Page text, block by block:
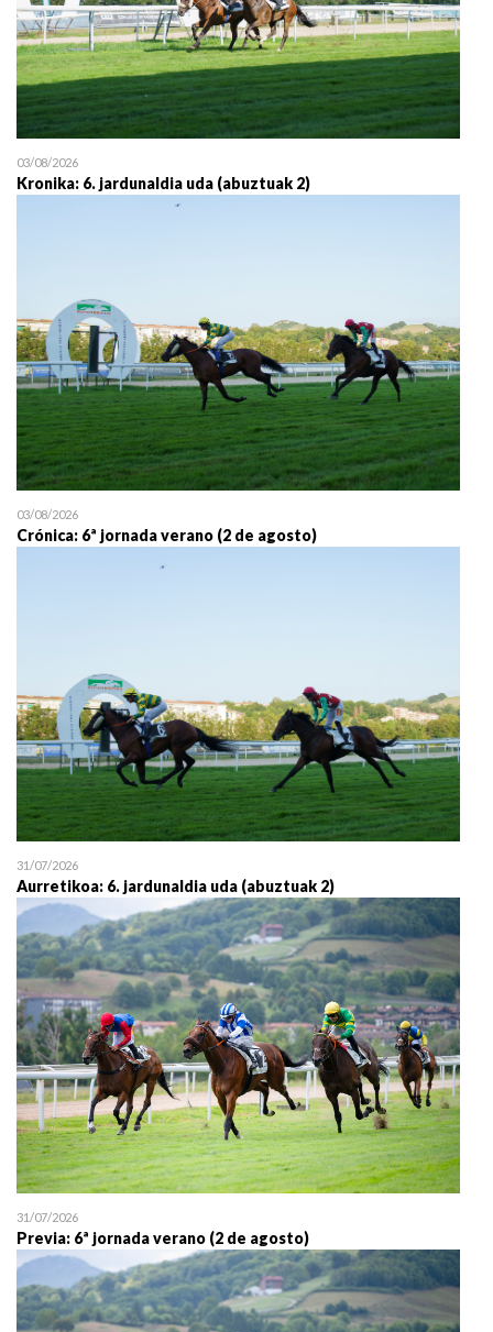
03/08/2026
Kronika: 6. jardunaldia uda (abuztuak 2)
03/08/2026
Crónica: 6ª jornada verano (2 de agosto)
31/07/2026
Aurretikoa: 6. jardunaldia uda (abuztuak 2)
31/07/2026
Previa: 6ª jornada verano (2 de agosto)